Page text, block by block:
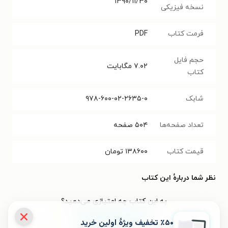
نسخه فیزیکی
فرمت کتاب PDF
حجم فایل
کتاب
۷.۰۲ مگابایت
شابک ۹۷۸-۶۰۰-۰۲-۲۶۳۵-۰
تعداد صفحه‌ها ۵۰۴ صفحه
قیمت کتاب ۱۳۸۶۰۰ تومان
نظر شما دربارهٔ این کتاب
به این کتاب چه امتیازی می‌دهید؟
٪۵۰ تخفیف ویژۀ اولین خرید